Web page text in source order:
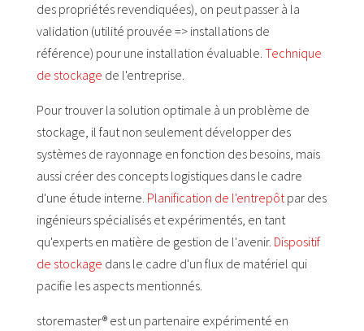
des propriétés revendiquées), on peut passer à la
validation (utilité prouvée => installations de
référence) pour une installation évaluable. Technique
de stockage de l'entreprise.
Pour trouver la solution optimale à un problème de
stockage, il faut non seulement développer des
systèmes de rayonnage en fonction des besoins, mais
aussi créer des concepts logistiques dans le cadre
d'une étude interne. Planification de l'entrepôtpar des
ingénieurs spécialisés et expérimentés, en tant
qu'experts en matière de gestion de l'avenir. Dispositif
de stockage dans le cadre d'un flux de matériel qui
pacifie les aspects mentionnés.
storemaster® est un partenaire expérimenté en